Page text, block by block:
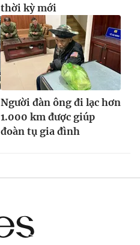
thời kỳ mới
Người đàn ông đi lạc hơn
1.000 km được giúp
đoàn tụ gia đình